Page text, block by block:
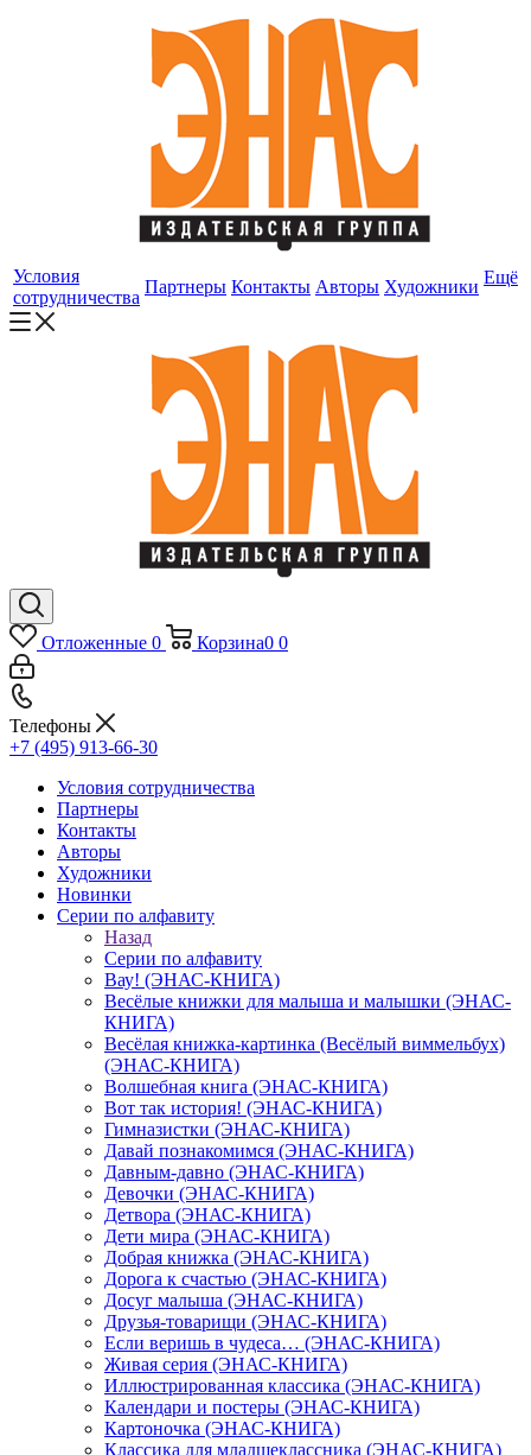
Условия
сотрудничества
Партнеры Контакты Авторы Художники Ещё
Отложенные 0 Корзина0 0
Телефоны
+7 (495) 913-66-30
Условия сотрудничества
Партнеры
Контакты
Авторы
Художники
Новинки
Серии по алфавиту
Назад
Серии по алфавиту
Вау! (ЭНАС-КНИГА)
Весёлые книжки для малыша и малышки (ЭНАС-
КНИГА)
Весёлая книжка-картинка (Весёлый виммельбух)
(ЭНАС-КНИГА)
Волшебная книга (ЭНАС-КНИГА)
Вот так история! (ЭНАС-КНИГА)
Гимназистки (ЭНАС-КНИГА)
Давай познакомимся (ЭНАС-КНИГА)
Давным-давно (ЭНАС-КНИГА)
Девочки (ЭНАС-КНИГА)
Детвора (ЭНАС-КНИГА)
Дети мира (ЭНАС-КНИГА)
Добрая книжка (ЭНАС-КНИГА)
Дорога к счастью (ЭНАС-КНИГА)
Досуг малыша (ЭНАС-КНИГА)
Друзья-товарищи (ЭНАС-КНИГА)
Если веришь в чудеса… (ЭНАС-КНИГА)
Живая серия (ЭНАС-КНИГА)
Иллюстрированная классика (ЭНАС-КНИГА)
Календари и постеры (ЭНАС-КНИГА)
Картоночка (ЭНАС-КНИГА)
Классика для младшеклассника (ЭНАС-КНИГА)